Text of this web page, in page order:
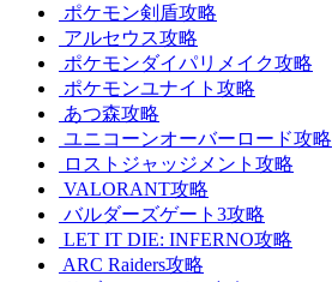
ポケモン剣盾攻略
アルセウス攻略
ポケモンダイパリメイク攻略
ポケモンユナイト攻略
あつ森攻略
ユニコーンオーバーロード攻略
ロストジャッジメント攻略
VALORANT攻略
バルダーズゲート3攻略
LET IT DIE: INFERNO攻略
ARC Raiders攻略